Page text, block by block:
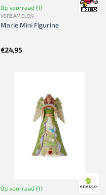
Op voorraad (1)
VERZAMELEN
Marie Mini Figurine
€24,95
Op voorraad (1)